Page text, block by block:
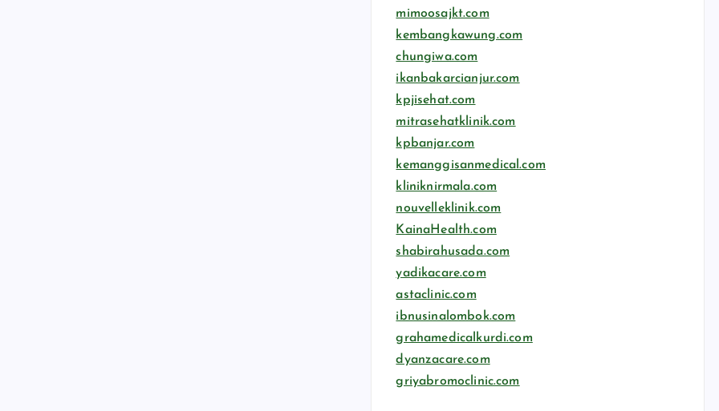
mimoosajkt.com
kembangkawung.com
chungiwa.com
ikanbakarcianjur.com
kpjisehat.com
mitrasehatklinik.com
kpbanjar.com
kemanggisanmedical.com
kliniknirmala.com
nouvelleklinik.com
KainaHealth.com
shabirahusada.com
yadikacare.com
astaclinic.com
ibnusinalombok.com
grahamedicalkurdi.com
dyanzacare.com
griyabromoclinic.com